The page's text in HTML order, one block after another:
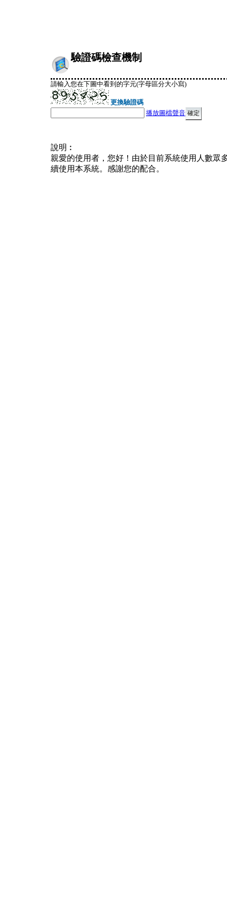
驗證碼檢查機制
請輸入您在下圖中看到的字元(字母區分大小寫)
更換驗證碼
播放圖檔聲音
說明︰
親愛的使用者，您好！由於目前系統使用人數眾
續使用本系統。感謝您的配合。